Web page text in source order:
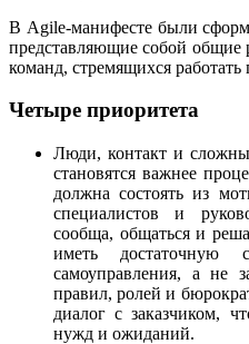
В Agile-манифесте были
представляющие собой общие
команд, стремящихся
Четыре приоритета
Люди, контакт и
становятся важнее
должна состоять из
специалистов и
сообща, общаться и
иметь достаточную
самоуправления, а не
правил, ролей и
диалог с заказчиком,
нужд и ожиданий.